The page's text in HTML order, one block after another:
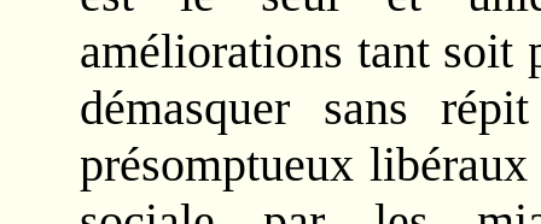
améliorations tant soit
démasquer sans
présomptueux